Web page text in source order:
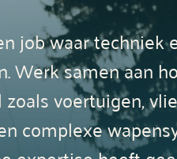
job waar techniek
Werk samen aan
voertuigen,
complexe